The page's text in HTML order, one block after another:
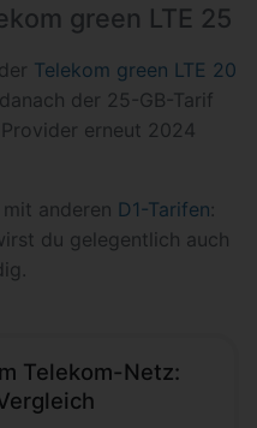
green LTE 25
Telekom green LTE 20
der 25-GB-Tarif
erneut 2024
anderen D1-Tarifen:
du gelegentlich auch
Telekom-Netz: